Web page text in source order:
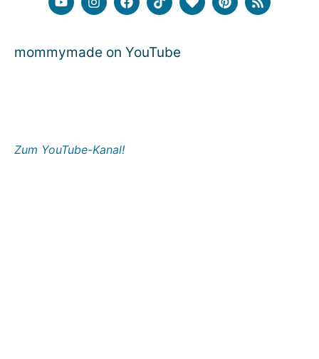
mommymade on YouTube
Zum YouTube-Kanal!